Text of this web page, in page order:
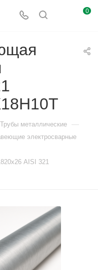
0
Трубы металлические —
электросварные
AISI 321